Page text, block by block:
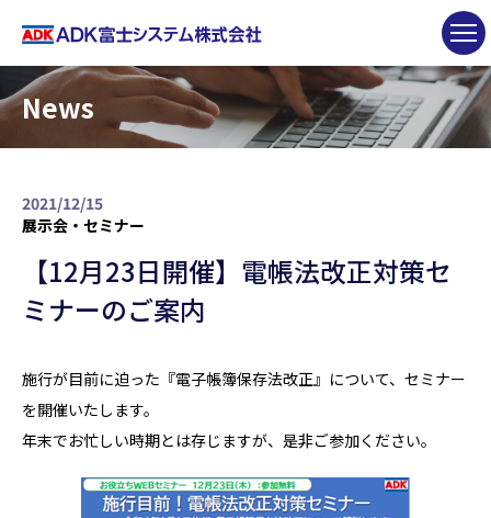
News
2021/12/15
展示会・セミナー
【12月23日開催】電帳法改正対策セ
ミナーのご案内
施行が目前に迫った『電子帳簿保存法改正』について、セミナー
を開催いたします。
年末でお忙しい時期とは存じますが、是非ご参加ください。